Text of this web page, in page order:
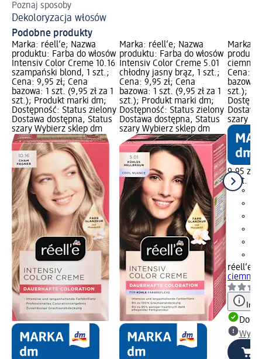
Poznaj sposoby
Dekoloryzacja włosów
Podobne produkty
Marka: réell‘e; Nazwa
produktu: Farba do włosów
Intensiv Color Creme 10.16
szampański blond, 1 szt.;
Cena: 9,95 zł; Cena
bazowa: 1 szt. (9,95 zł za 1
szt.); Produkt marki dm;
Dostępność: Status zielony
Dostawa dostępna, Status
szary Wybierz sklep dm
Marka: réell‘e; Nazwa
produktu: Farba do włosów
Intensiv Color Creme 5.01
chłodny jasny brąz, 1 szt.;
Cena: 9,95 zł; Cena
bazowa: 1 szt. (9,95 zł za 1
szt.); Produkt marki dm;
Dostępność: Status zielony
Dostawa dostępna, Status
szary Wybierz sklep dm
Marka:
ciemny
Cena:
bazowa:
szt.);
szary
9,95 zł
1 szt.
réell‘e
ciemny